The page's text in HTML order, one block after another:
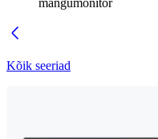
mängumonitor
Kõik seeriad